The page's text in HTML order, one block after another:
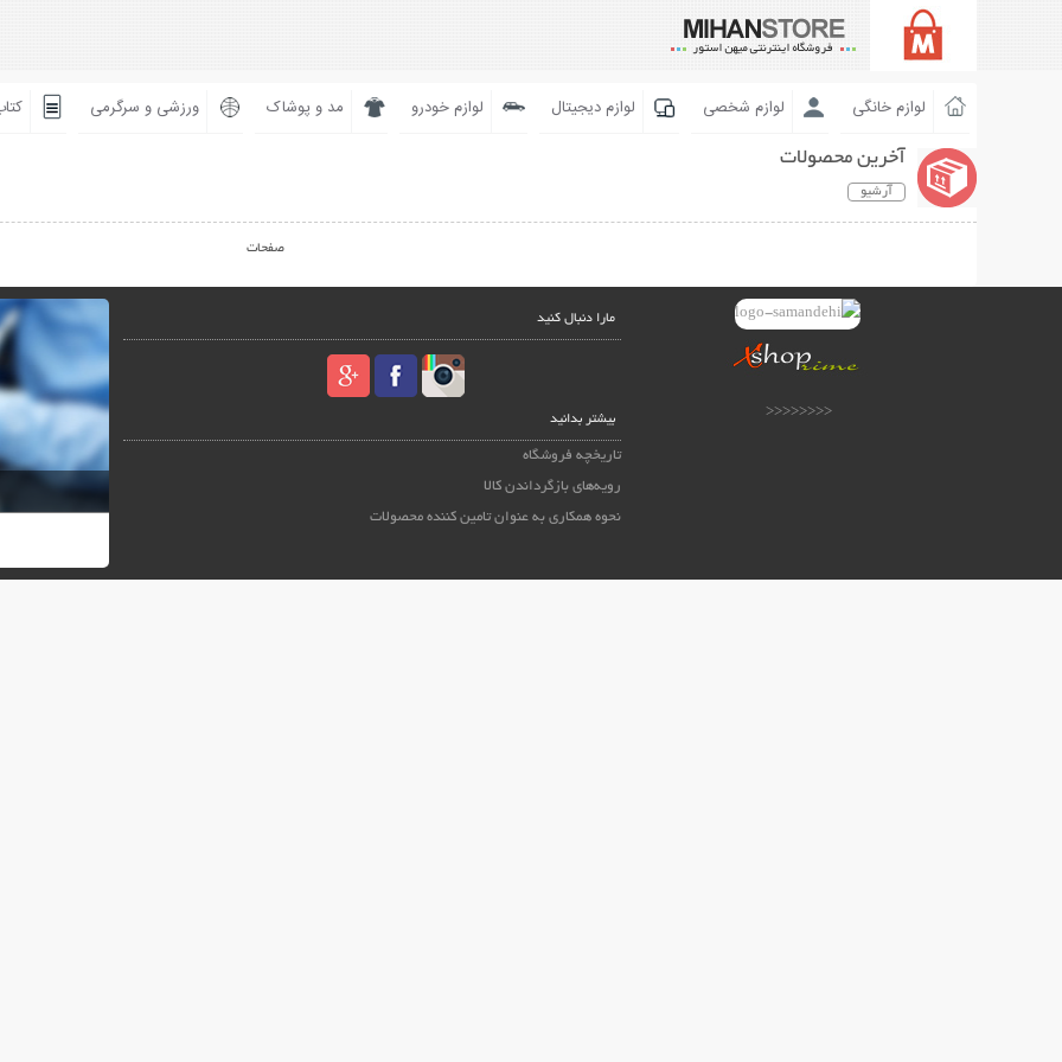
لوازم خانگی لوازم شخصی لوازم دیجیتال لوازم خودرو مد و پوشاک ورزشی و سرگرمی
آخرین محصولات
آرشیو
صفحات
<<<<<<<<
مارا دنبال کنید
بیشتر بدانید
تاریخچه فروشگاه
رویه‌های بازگرداندن کالا
نحوه همکاری به عنوان تامین کننده محصولات